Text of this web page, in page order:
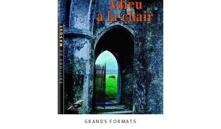
GRANDS FORMATS